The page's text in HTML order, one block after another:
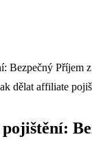
dělat affiliate